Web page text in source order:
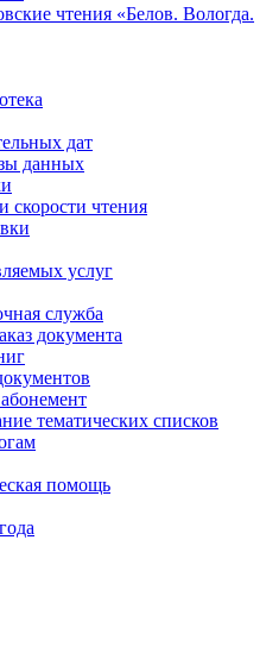
чтения «Белов. Вологда.
дат
данных
скорости чтения
услуг
служба
документа
тематических списков
помощь